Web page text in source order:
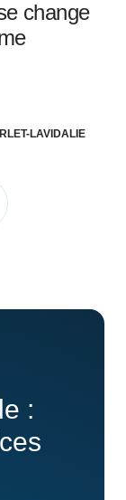
change
LAVIDALIE
: